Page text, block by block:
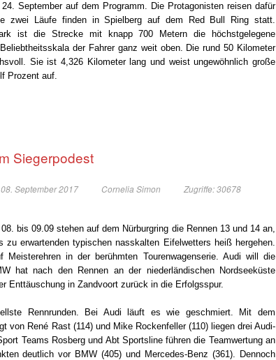
September auf dem Programm. Die Protagonisten reisen dafür
zwei Läufe finden in Spielberg auf dem Red Bull Ring statt.
ist die Strecke mit knapp 700 Metern die höchstgelegene
der Fahrer ganz weit oben. Die rund 50 Kilometer
Sie ist 4,326 Kilometer lang und weist ungewöhnlich große
Prozent auf.
Siegerpodest
08. September 2017 Cornelia Simon Zugriffe: 30678
bis 09.09 stehen auf dem Nürburgring die Rennen 13 und 14 an,
erwartenden typischen nasskalten Eifelwetters heiß hergehen.
in der berühmten Tourenwagenserie. Audi will die
hat nach den Rennen an der niederländischen Nordseeküste
Enttäuschung in Zandvoort zurück in die Erfolgsspur.
Rennrunden. Bei Audi läuft es wie geschmiert. Mit dem
von René Rast (114) und Mike Rockenfeller (110) liegen drei Audi-
Teams Rosberg und Abt Sportsline führen die Teamwertung an
deutlich vor BMW (405) und Mercedes-Benz (361). Dennoch